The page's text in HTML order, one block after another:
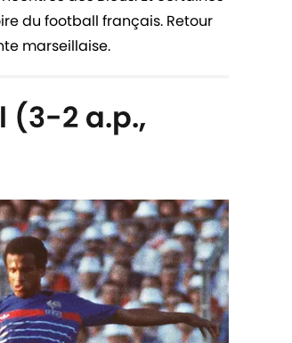
du football français. Retour
marseillaise.
(3-2 a.p.,